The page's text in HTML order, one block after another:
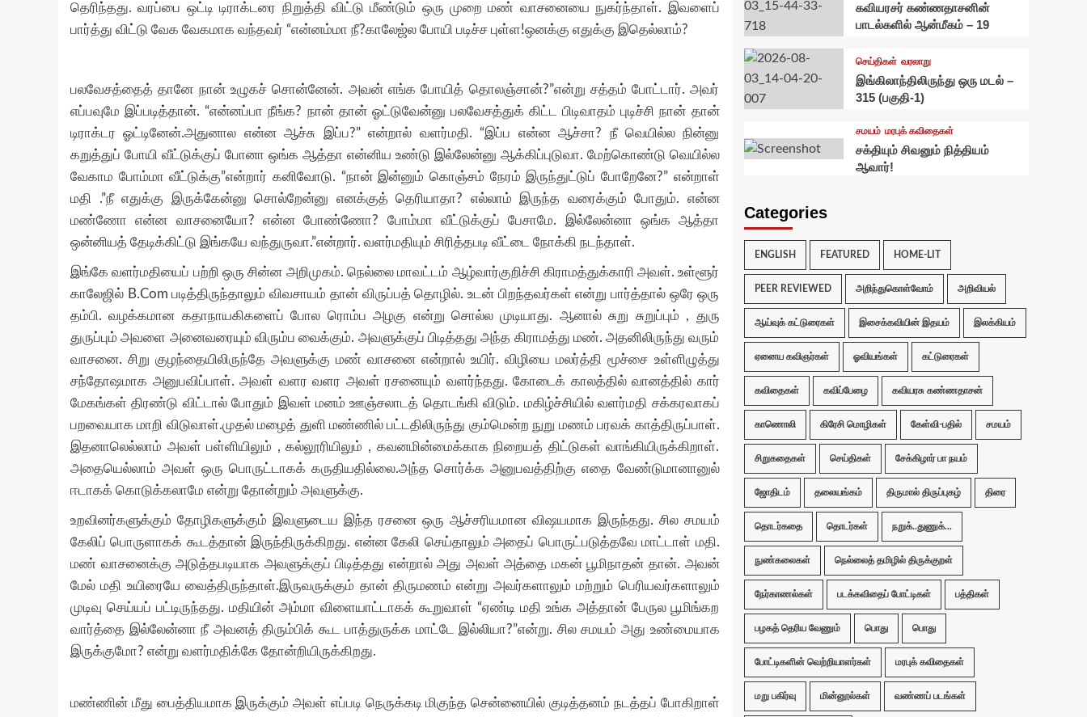
தெரிந்தது. வரப்பை ஒட்டி டிராக்டரை நிறுத்தி விட்டு மீண்டும் ஒரு முறை மண் வாசனையை நுகர்ந்தாள். இவளைப்
பார்த்து விட்டு வேக வேகமாக வந்தவர் “என்னம்மா நீ?காலேஜ்ல போயி படிச்ச புள்ள!ஒனக்கு எதுக்கு இதெல்லாம்?
பலவேசத்தைத் தானே நான் உழுகச் சொன்னேன். அவன் எங்க போயித் தொலஞ்சான்?”என்று சத்தம் போட்டார். அவர்
எப்பவுமே இப்படித்தான். “என்னப்பா நீங்க? நான் தான் ஓட்டுவேன்னு பலவேசத்துக் கிட்ட பிடிவாதம் புடிச்சி நான் தான்
டிராக்டர ஓட்டினேன்.அதுனால என்ன ஆச்சு இப்ப?” என்றால் வளர்மதி. “இப்ப என்ன ஆச்சா? நீ வெயில்ல நின்னு
கறுத்துப் போயி வீட்டுக்குப் போனா ஒங்க ஆத்தா என்னிய உண்டு இல்லேன்னு ஆக்கிப்புடுவா. மேற்கொண்டு வெயில்ல
வேகாம போம்மா வீட்டுக்கு”என்றார் கனிவோடு. “நான் இன்னும் கொஞ்சம் நேரம் இருந்துட்டுப் போறேனே?” என்றாள்
மதி .”நீ எதுக்கு இருக்கேன்னு சொல்றேன்னு எனக்குத் தெரியாதா? எல்லாம் இருந்த வரைக்கும் போதும். என்ன
மண்ணோ என்ன வாசனையோ? என்ன போண்ணோ? போம்மா வீட்டுக்குப் பேசாமே. இல்லேன்னா ஒங்க ஆத்தா
ஒன்னியத் தேடிக்கிட்டு இங்கயே வந்துருவா.”என்றார். வளர்மதியும் சிரித்தபடி வீட்டை நோக்கி நடந்தாள்.
இங்கே வளர்மதியைப் பற்றி ஒரு சின்ன அறிமுகம். நெல்லை மாவட்டம் ஆழ்வார்குறிச்சி கிராமத்துக்காரி அவள். உள்ளூர்
காலேஜில் B.Com படித்திருந்தாலும் விவசாயம் தான் விருப்பத் தொழில். உடன் பிறந்தவர்கள் என்று பார்த்தால் ஒரே ஒரு
தம்பி. வழக்கமான கதாநாயகிகளைப் போல ரொம்ப அழகு என்று சொல்ல முடியாது. ஆனால் சுறு சுறுப்பும் , துரு
துருப்பும் அவளை அனைவரையும் விரும்ப வைக்கும். அவளுக்குப் பிடித்தது அந்த கிராமத்து மண். அதனிலிருந்து வரும்
வாசனை. சிறு குழந்தையிலிருந்தே அவளுக்கு மண் வாசனை என்றால் உயிர். விழியை மலர்த்தி மூச்சை உள்ளிழுத்து
சந்தோஷமாக அனுபவிப்பாள். அவள் வளர வளர அவள் ரசனையும் வளர்ந்தது. கோடைக் காலத்தில் வானத்தில் கார்
மேகங்கள் திரண்டு விட்டால் போதும் இவள் மனம் ஊஞ்சலாடத் தொடங்கி விடும். மகிழ்ச்சியில் வளர்மதி சக்கரவாகப்
பறவையாக மாறி விடுவாள்.முதல் மழைத் துளி மண்ணில் பட்டதிலிருந்து கும்மென்ற நுறு மணம் பரவக் காத்திருப்பாள்.
இதனாலெல்லாம் அவள் பள்ளியிலும் , கல்லூரியிலும் , கவனமின்மைக்காக நிறையத் திட்டுகள் வாங்கியிருக்கிறாள்.
அதையெல்லாம் அவள் ஒரு பொருட்டாகக் கருதியதில்லை.அந்த சொர்க்க அனுபவத்திற்கு எதை வேண்டுமானானுல்
ஈடாகக் கொடுக்கலாமே என்று தோன்றும் அவளுக்கு.
உறவினர்களுக்கும் தோழிகளுக்கும் இவளுடைய இந்த ரசனை ஒரு ஆச்சரியமான விஷயமாக இருந்தது. சில சமயம்
கேலிப் பொருளாகக் கூடத்தான் இருந்திருக்கிறது. என்ன கேலி செய்தாலும் அதைப் பொருட்படுத்தவே மாட்டாள் மதி.
மண் வாசனைக்கு அடுத்தபடியாக அவளுக்குப் பிடித்தது என்றால் அது அவள் அத்தை மகன் பூமிநாதன் தான். அவன்
மேல் மதி உயிரையே வைத்திருந்தாள்.இருவருக்கும் தான் திருமணம் என்று அவர்களாலும் மற்றும் பெரியவர்களாலும்
முடிவு செய்யப் பட்டிருந்தது. மதியின் அம்மா விளையாட்டாகக் கூறுவாள் “ஏண்டி மதி உங்க அத்தான் பேருல பூமிங்கற
வார்த்தை இல்லேன்னா நீ அவனத் திரும்பிக் கூட பாத்துருக்க மாட்டே இல்லியா?”என்று. சில சமயம் அது உண்மையாக
இருக்குமோ? என்று வளர்மதிக்கே தோன்றியிருக்கிறது.
மண்ணின் மீது பைத்தியமாக இருக்கும் அவள் எப்படி நெருக்கடி மிகுந்த சென்னையில் குடித்தனம் நடத்தப் போகிறாள்
கவியரசர் கண்ணதாசனின்
பாடல்களில் ஆன்மீகம் – 19
செய்திகள் வரலாறு
இங்கிலாந்திலிருந்து ஒரு மடல் –
315 (பகுதி-1)
சமயம் மரபுக் கவிதைகள்
சக்தியும் சிவனும் நித்தியம்
ஆவார்!
Categories
ENGLISH FEATURED HOME-LIT
PEER REVIEWED அறிந்துகொள்வோம் அறிவியல்
ஆய்வுக் கட்டுரைகள் இசைக்கவியின் இதயம் இலக்கியம்
ஏனைய கவிஞர்கள் ஓவியங்கள் கட்டுரைகள்
கவிதைகள் கவிப்பேழை கவியரசு கண்ணதாசன்
காணொலி கிரேசி மொழிகள் கேள்வி-பதில் சமயம்
சிறுகதைகள் செய்திகள் சேக்கிழார் பா நயம்
ஜோதிடம் தலையங்கம் திருமால் திருப்புகழ் திரை
தொடர்கதை தொடர்கள் நறுக்..துணுக்...
நுண்கலைகள் நெல்லைத் தமிழில் திருக்குறள்
நேர்காணல்கள் படக்கவிதைப் போட்டிகள் பத்திகள்
பழகத் தெரிய வேணும் பொது பொது
போட்டிகளின் வெற்றியாளர்கள் மரபுக் கவிதைகள்
மறு பகிர்வு மின்னூல்கள் வண்ணப் படங்கள்